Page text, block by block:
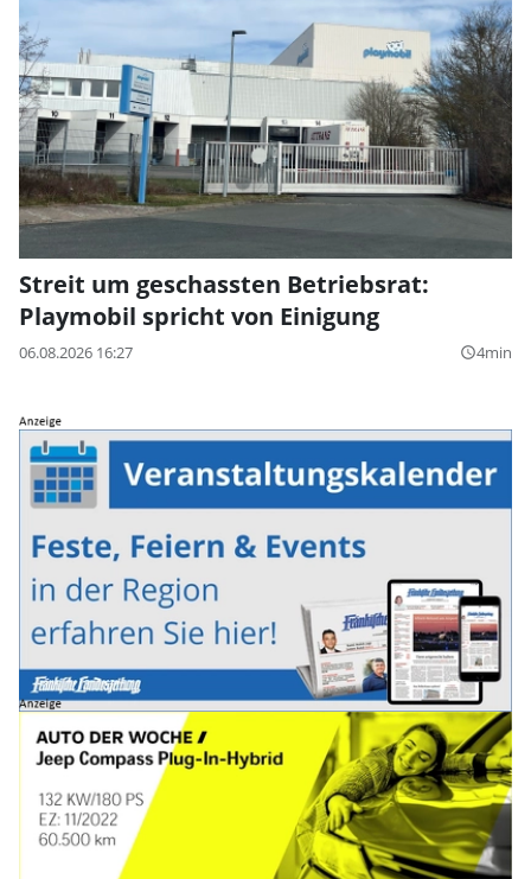
Streit um geschassten Betriebsrat:
Playmobil spricht von Einigung
06.08.2026 16:27 query_builder4min